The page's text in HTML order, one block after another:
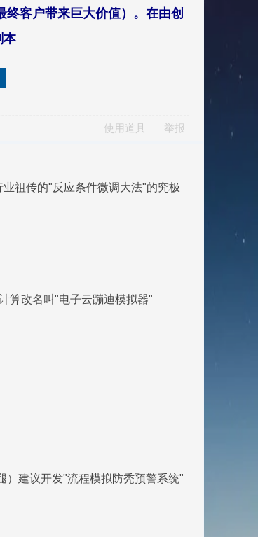
客户带来巨大价值）。在由创
本
使用道具 举报
祖传的"反应条件微调大法"的究极
算改名叫"电子云蹦迪模拟器"
）建议开发"流程模拟防秃预警系统"